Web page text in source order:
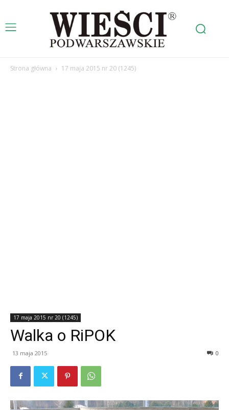
Strona główna 17 maja 2015 nr 20 (1245)
17 maja 2015 nr 20 (1245)
Walka o RiPOK
13 maja 2015 0